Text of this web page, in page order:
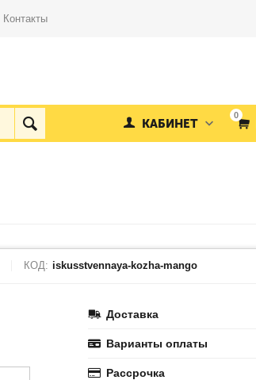
Контакты
0
КАБИНЕТ
КОД: iskusstvennaya-kozha-mango
Доставка
Варианты оплаты
Рассрочка